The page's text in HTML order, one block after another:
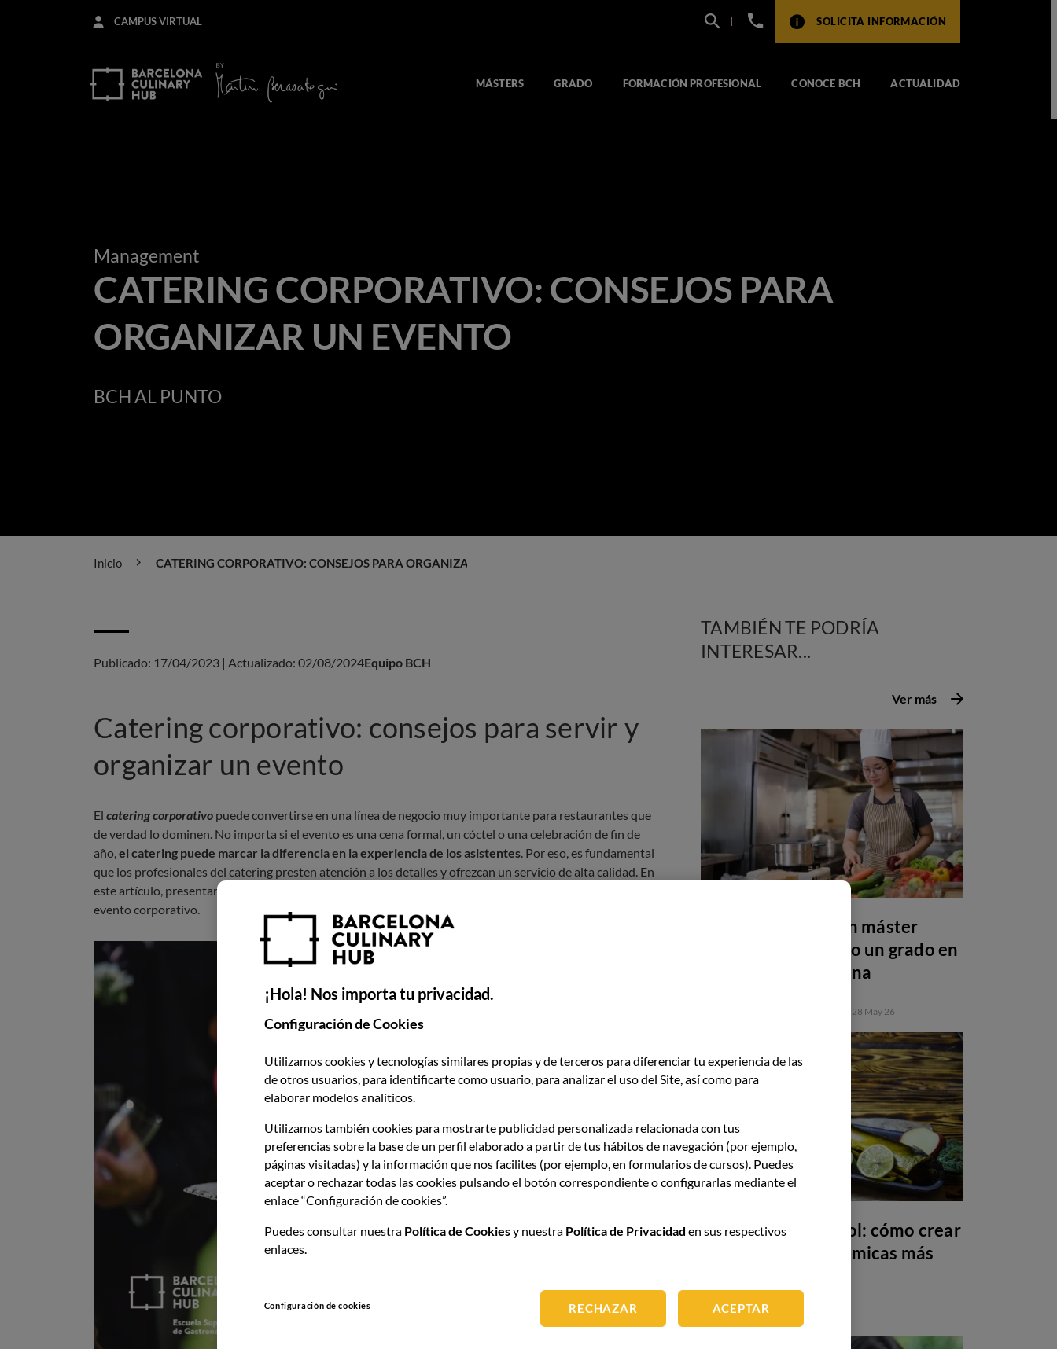
CAMPUS VIRTUAL
+34
SOLICITA INFORMACIÓN
MÁSTERS GRADO FORMACIÓN PROFESIONAL CONOCE BCH ACTUALIDAD
Management
CATERING CORPORATIVO: CONSEJOS PARA
ORGANIZAR UN EVENTO
BCH AL PUNTO
Inicio CATERING CORPORATIVO: CONSEJOS PARA ORGANIZAR UN EVENTO
Publicado: 17/04/2023 | Actualizado: 02/08/2024Equipo BCH
Catering corporativo: consejos para servir y
organizar un evento
El catering corporativo puede convertirse en una línea de negocio muy importante para restaurantes que
de verdad lo dominen. No importa si el evento es una cena formal, un cóctel o una celebración de fin de
año,el catering puede marcar la diferencia en la experiencia de los asistentes. Por eso, es fundamental
que los profesionales del catering presten atención a los detalles y ofrezcan un servicio de alta calidad. En
este artículo, presentaremos algunos consejos prácticos para ayudarte a servir un buen catering en un
evento corporativo.
TAMBIÉN TE PODRÍA
INTERESAR...
Por qué estudiar un máster
después de una FP o un grado en
gastronomía y cocina
28 May 26
Maridaje sin alcohol: cómo crear
armonías gastronómicas más
GASTRONOMÍA
Ver más
¡Hola! Nos importa tu privacidad.
Configuración de Cookies
Utilizamos cookies y tecnologías similares propias y de terceros para diferenciar tu experiencia de las
de otros usuarios, para identificarte como usuario, para analizar el uso del Site, así como para
elaborar modelos analíticos.
Utilizamos también cookies para mostrarte publicidad personalizada relacionada con tus
preferencias sobre la base de un perfil elaborado a partir de tus hábitos de navegación (por ejemplo,
páginas visitadas) y la información que nos facilites (por ejemplo, en formularios de cursos). Puedes
aceptar o rechazar todas las cookies pulsando el botón correspondiente o configurarlas mediante el
enlace “Configuración de cookies”.
Puedes consultar nuestra Política de Cookiesy nuestra Política de Privacidad en sus respectivos
enlaces.
Configuración de cookies RECHAZAR ACEPTAR